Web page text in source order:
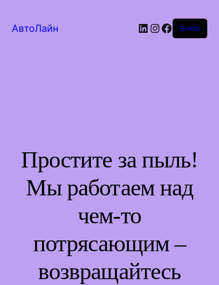
АвтоЛайн LinkedIn
Instagram
Facebook
Войти
Простите за пыль!
Мы работаем над
чем-то
потрясающим –
возвращайтесь